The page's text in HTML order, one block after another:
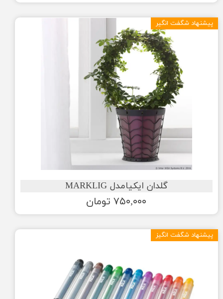
گلدان ایکیامدل MARKLIG
۷۵۰,۰۰۰ تومان
پیشنهاد شگفت انگیر
پیشنهاد شگفت انگیز